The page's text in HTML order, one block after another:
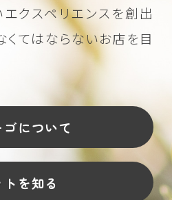
エクスペリエンスを創出
くてはならないお店を目
について
トを知る